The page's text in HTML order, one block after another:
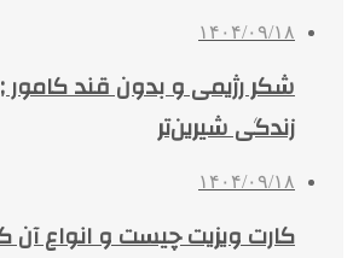
۱۴۰۴/۰۹/۱۸
شکر رژیمی و بدون قند کامور
زندگی شیرین‌تر
۱۴۰۴/۰۹/۱۸
کارت ویزیت چیست و انواع آن